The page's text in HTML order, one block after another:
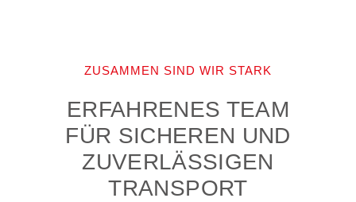
ZUSAMMEN SIND WIR STARK
ERFAHRENES TEAM
FÜR SICHEREN UND
ZUVERLÄSSIGEN
TRANSPORT